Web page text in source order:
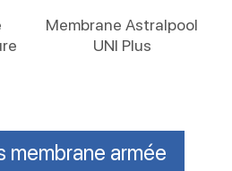
Membrane Astralpool
UNI Plus
membrane armée